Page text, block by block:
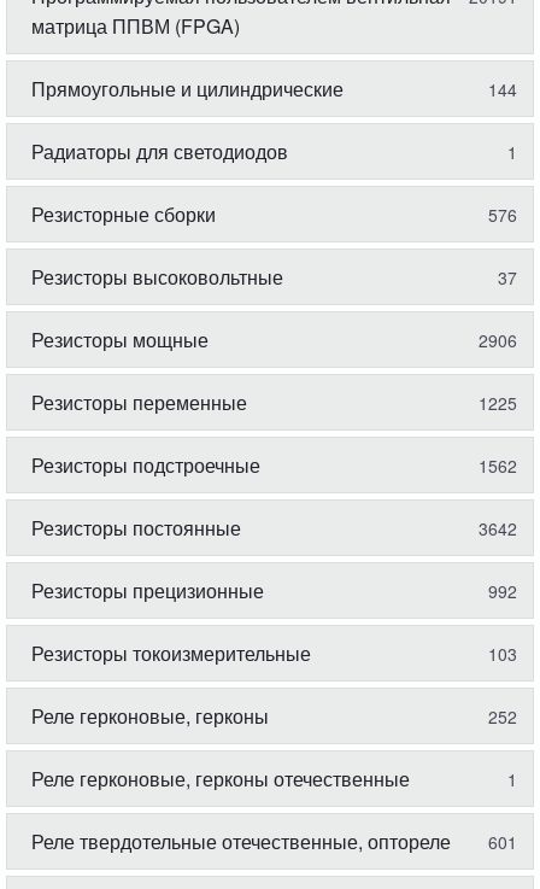
матрица ППВМ (FPGA)
Прямоугольные и цилиндрические 144
Радиаторы для светодиодов 1
Резисторные сборки 576
Резисторы высоковольтные 37
Резисторы мощные 2906
Резисторы переменные 1225
Резисторы подстроечные 1562
Резисторы постоянные 3642
Резисторы прецизионные 992
Резисторы токоизмерительные 103
Реле герконовые, герконы 252
Реле герконовые, герконы отечественные 1
Реле твердотельные отечественные, оптореле 601